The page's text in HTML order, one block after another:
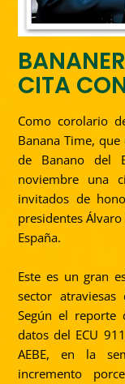
CITA
Como corolario
Banana Time,
de Banano del
noviembre una
invitados de
presidentes
España.
Este es un gran
sector
Según el reporte
datos del ECU
AEBE, en la
incremento